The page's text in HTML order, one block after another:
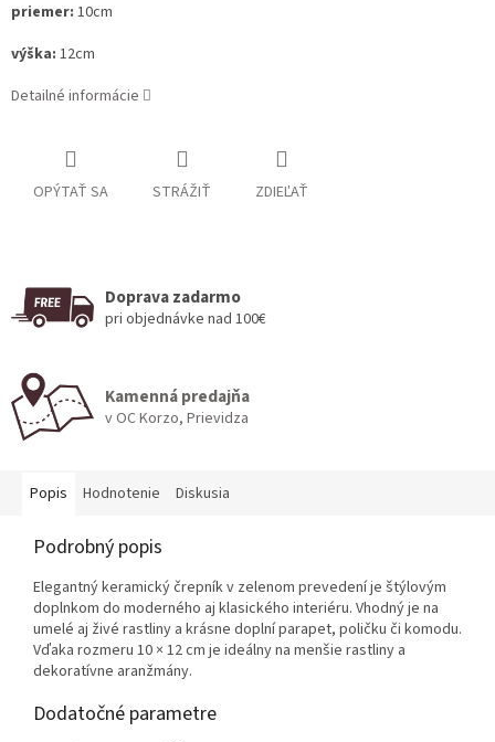
priemer: 10cm
výška: 12cm
Detailné informácie
OPÝTAŤ SA STRÁŽIŤ ZDIEĽAŤ
Doprava zadarmo
pri objednávke nad 100€
Kamenná predajňa
v OC Korzo, Prievidza
Popis Hodnotenie Diskusia
Podrobný popis
Elegantný keramický črepník v zelenom prevedení je štýlovým
doplnkom do moderného aj klasického interiéru. Vhodný je na
umelé aj živé rastliny a krásne doplní parapet, poličku či komodu.
Vďaka rozmeru 10 × 12 cm je ideálny na menšie rastliny a
dekoratívne aranžmány.
Dodatočné parametre